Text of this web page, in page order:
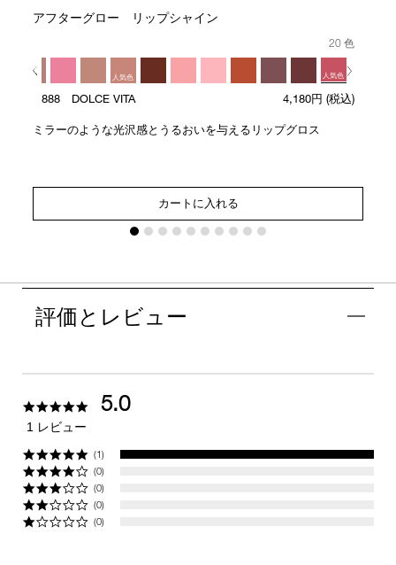
アフターグロー リップシャイン
20 色
人気色 人気色
888 DOLCE VITA 4,180円 (税込)
ミラーのような光沢感とうるおいを与えるリップグロス
カートに入れる
評価とレビュー
5.05.0
1 レビュー
(1)
(0)
(0)
(0)
(0)